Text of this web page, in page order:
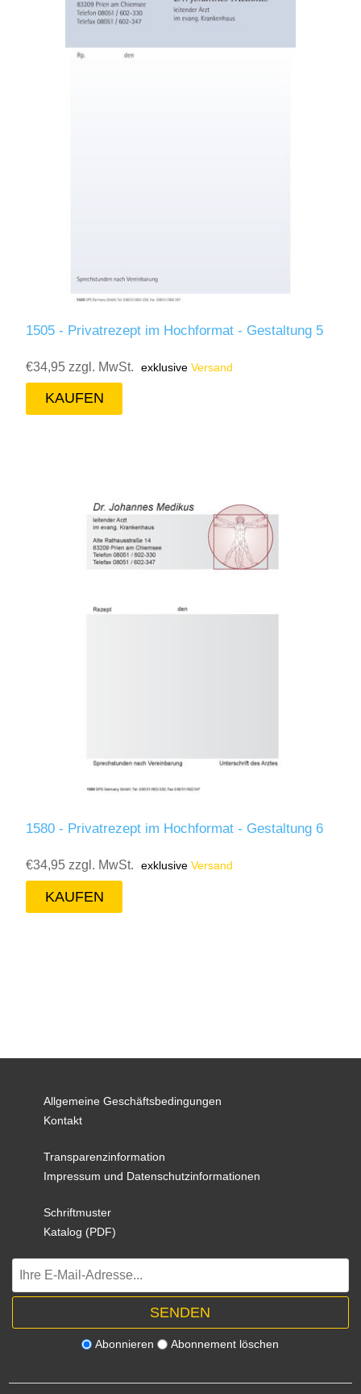
1505 - Privatrezept im Hochformat - Gestaltung 5
€34,95 zzgl. MwSt. exklusiveVersand
1580 - Privatrezept im Hochformat - Gestaltung 6
€34,95 zzgl. MwSt. exklusiveVersand
Allgemeine Geschäftsbedingungen
Kontakt
Transparenzinformation
Impressum und Datenschutzinformationen
Schriftmuster
Katalog (PDF)
Abonnieren Abonnement löschen